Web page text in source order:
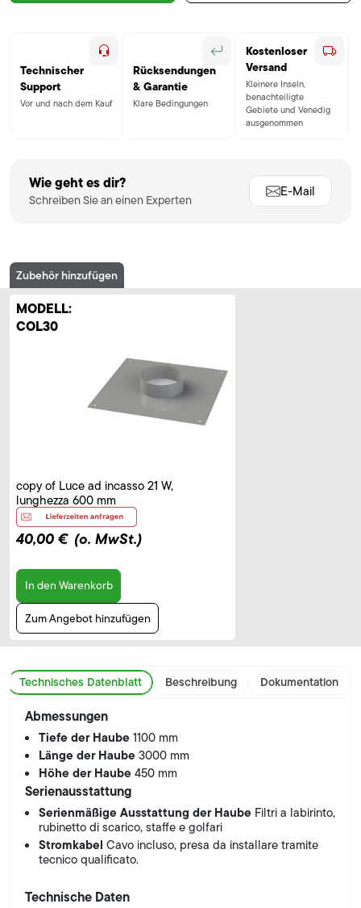
Technischer
Support
Vor und nach dem Kauf
Rücksendungen
& Garantie
Klare Bedingungen
Kostenloser
Versand
Kleinere Inseln,
benachteiligte
Gebiete und Venedig
ausgenommen
Wie geht es dir?
Schreiben Sie an einen Experten
E-Mail
Zubehör hinzufügen
MODELL:
COL30
copy of Luce ad incasso 21 W,
lunghezza 600 mm
40,00 € (o. MwSt.)
In den Warenkorb
Zum Angebot hinzufügen
Technisches Datenblatt Beschreibung Dokumentation
Abmessungen
Tiefe der Haube1100 mm
Länge der Haube3000 mm
Höhe der Haube450 mm
Serienausstattung
Serienmäßige Ausstattung der Haube Filtri a labirinto,
rubinetto di scarico, staffe e golfari
StromkabelCavo incluso, presa da installare tramite
tecnico qualificato.
Technische Daten